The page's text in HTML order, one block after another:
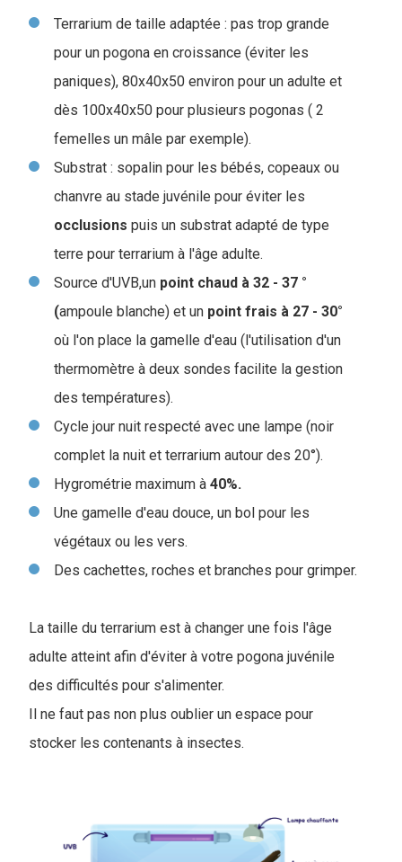
Terrarium de taille adaptée : pas trop grande
pour un pogona en croissance (éviter les
paniques), 80x40x50 environ pour un adulte et
dès 100x40x50 pour plusieurs pogonas ( 2
femelles un mâle par exemple).
Substrat : sopalin pour les bébés, copeaux ou
chanvre au stade juvénile pour éviter les
occlusions puis un substrat adapté de type
terre pour terrarium à l'âge adulte.
Source d'UVB,un point chaud à 32 - 37 °
(ampoule blanche) et un point frais à 27 - 30°
où l'on place la gamelle d'eau (l'utilisation d'un
thermomètre à deux sondes facilite la gestion
des températures).
Cycle jour nuit respecté avec une lampe (noir
complet la nuit et terrarium autour des 20°).
Hygrométrie maximum à 40%.
Une gamelle d'eau douce, un bol pour les
végétaux ou les vers.
Des cachettes, roches et branches pour grimper.
La taille du terrarium est à changer une fois l'âge
adulte atteint afin d'éviter à votre pogona juvénile
des difficultés pour s'alimenter.
Il ne faut pas non plus oublier un espace pour
stocker les contenants à insectes.